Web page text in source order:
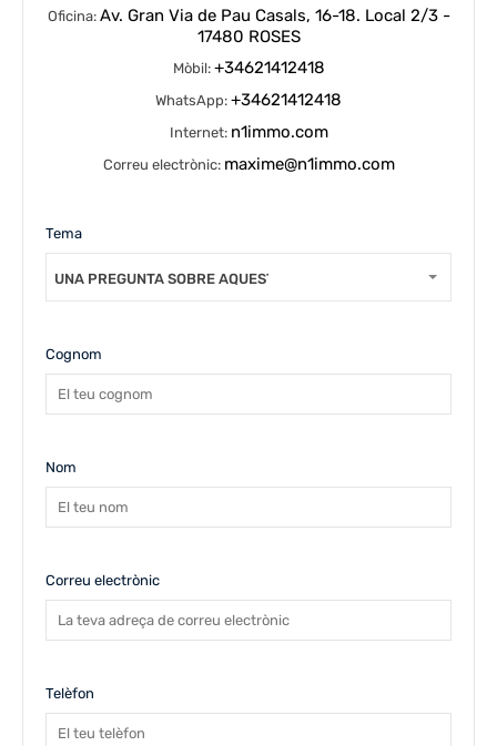
Oficina: Av. Gran Via de Pau Casals, 16-18. Local 2/3 -
17480 ROSES
Mòbil: +34621412418
WhatsApp: +34621412418
Internet: n1immo.com
Correu electrònic: maxime@n1immo.com
Tema
UNA PREGUNTA SOBRE AQUEST IMMOBLE
Cognom
Nom
Correu electrònic
Telèfon